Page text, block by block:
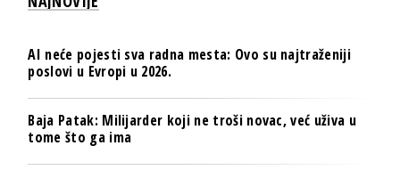
AI neće pojesti sva radna mesta: Ovo su najtraženiji
poslovi u Evropi u 2026.
Baja Patak: Milijarder koji ne troši novac, već uživa u
tome što ga ima